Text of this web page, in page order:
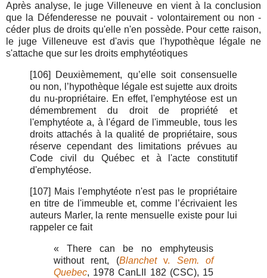
Après analyse, le juge Villeneuve en vient à la conclusion
que la Défenderesse ne pouvait - volontairement ou non -
céder plus de droits qu'elle n'en possède. Pour cette raison,
le juge Villeneuve est d'avis que l'hypothèque légale ne
s'attache que sur les droits emphytéotiques
[106] Deuxièmement, qu’elle soit consensuelle
ou non, l’hypothèque légale est sujette aux droits
du nu-propriétaire. En effet, l'emphytéose est un
démembrement du droit de propriété et
l'emphytéote a, à l'égard de l'immeuble, tous les
droits attachés à la qualité de propriétaire, sous
réserve cependant des limitations prévues au
Code civil du Québec et à l'acte constitutif
d'emphytéose.
[107] Mais l'emphytéote n'est pas le propriétaire
en titre de l'immeuble et, comme l’écrivaient les
auteurs Marler, la rente mensuelle existe pour lui
rappeler ce fait
« There can be no emphyteusis
without rent, (Blanchetv. Sem. of
Quebec, 1978 CanLII 182 (CSC), 15